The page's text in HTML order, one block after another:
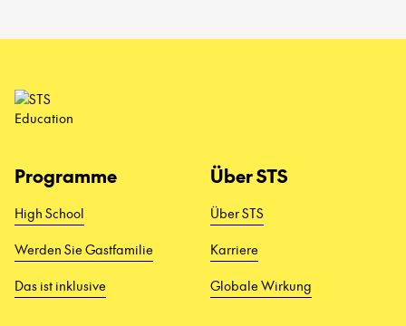
Programme
High School
Werden Sie Gastfamilie
Das ist inklusive
Über STS
Über STS
Karriere
Globale Wirkung